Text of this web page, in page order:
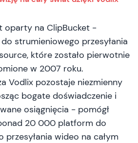
oparty na ClipBucket -
strumieniowego przesyłania
które zostało pierwotnie
w 2007 roku.
Vodlix pozostaje niezmienny
bogate doświadczenie i
osiągnięcia - pomógł
20 000 platform do
przesyłania wideo na całym